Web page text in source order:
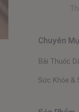
Chuyên
Bài Thuốc
Sức Khỏe &